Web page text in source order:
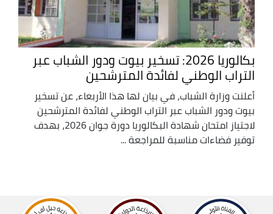
بكالوريا 2026: تسخير بيوت ودور الشباب عبر
التراب الوطني لفائدة المترشحين
أعلنت وزارة الشباب، في بيان لها هذا الأربعاء، عن تسخير
بيوت ودور الشباب عبر التراب الوطني لفائدة المترشحين
لاجتياز امتحان شهادة البكالوريا دورة جوان 2026، بهدف
توفير فضاءات مناسبة للمراجعة ...